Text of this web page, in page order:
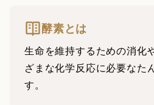
酵素とは
生命を維持するための消化
ざまな化学反応に必要なた
す。